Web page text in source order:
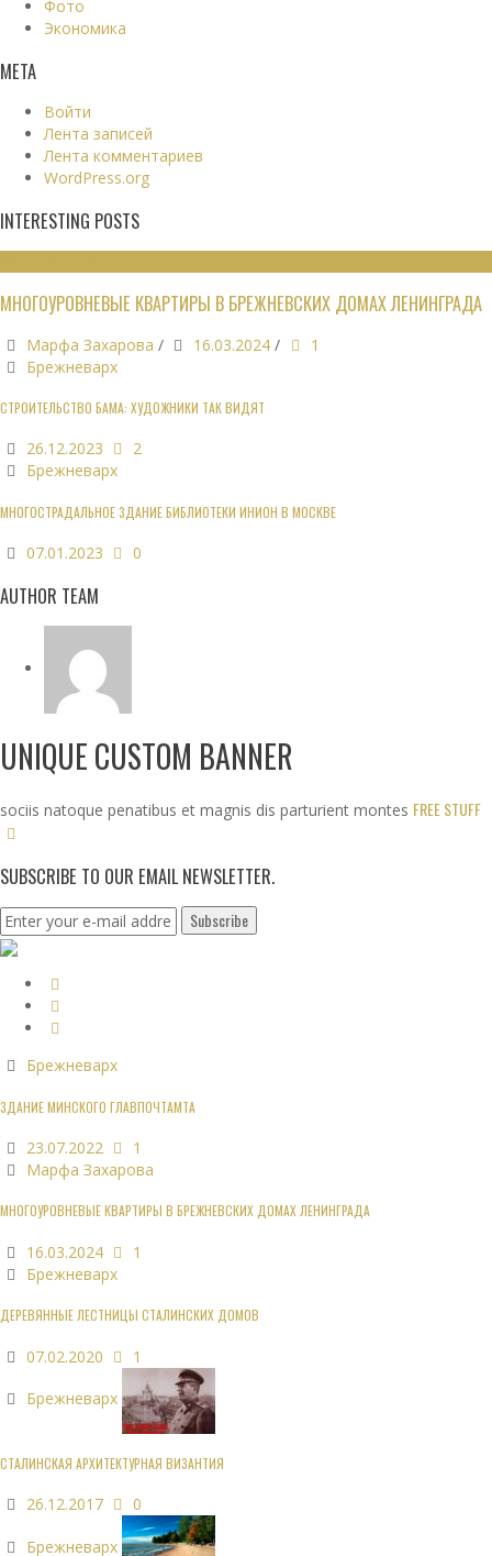
Фото
Экономика
МЕТА
Войти
Лента записей
Лента комментариев
WordPress.org
INTERESTING POSTS
МНОГОУРОВНЕВЫЕ КВАРТИРЫ В БРЕЖНЕВСКИХ ДОМАХ ЛЕНИНГРАДА
Марфа Захарова / 16.03.2024 /
1
Брежневарх
СТРОИТЕЛЬСТВО БАМА: ХУДОЖНИКИ ТАК ВИДЯТ
26.12.2023
2
Брежневарх
МНОГОСТРАДАЛЬНОЕ ЗДАНИЕ БИБЛИОТЕКИ ИНИОН В МОСКВЕ
07.01.2023 0
AUTHOR TEAM
UNIQUE CUSTOM BANNER
sociis natoque penatibus et magnis dis parturient montes FREE STUFF
SUBSCRIBE TO OUR EMAIL NEWSLETTER.
Брежневарх
ЗДАНИЕ МИНСКОГО ГЛАВПОЧТАМТА
23.07.2022
1
Марфа Захарова
МНОГОУРОВНЕВЫЕ КВАРТИРЫ В БРЕЖНЕВСКИХ ДОМАХ ЛЕНИНГРАДА
16.03.2024
1
Брежневарх
ДЕРЕВЯННЫЕ ЛЕСТНИЦЫ СТАЛИНСКИХ ДОМОВ
07.02.2020 1
Брежневарх
СТАЛИНСКАЯ АРХИТЕКТУРНАЯ ВИЗАНТИЯ
26.12.2017 0
Брежневарх